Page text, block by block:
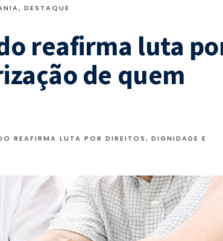
, DESTAQUE
reafirma luta
de quem
REAFIRMA LUTA POR DIREITOS, DIGNIDADE E